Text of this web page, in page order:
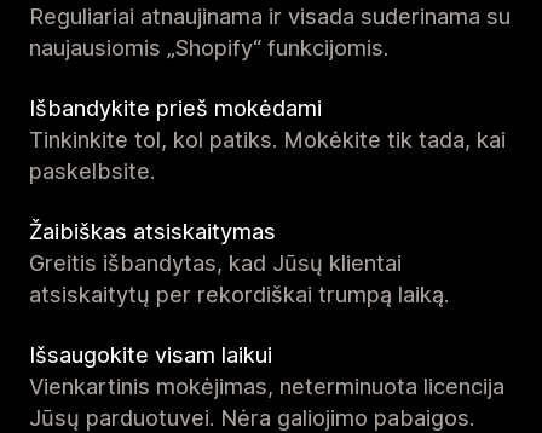
Reguliariai atnaujinama ir visada suderinama su
naujausiomis „Shopify“ funkcijomis.
Išbandykite prieš mokėdami
Tinkinkite tol, kol patiks. Mokėkite tik tada, kai
paskelbsite.
Žaibiškas atsiskaitymas
Greitis išbandytas, kad Jūsų klientai
atsiskaitytų per rekordiškai trumpą laiką.
Išsaugokite visam laikui
Vienkartinis mokėjimas, neterminuota licencija
Jūsų parduotuvei. Nėra galiojimo pabaigos.